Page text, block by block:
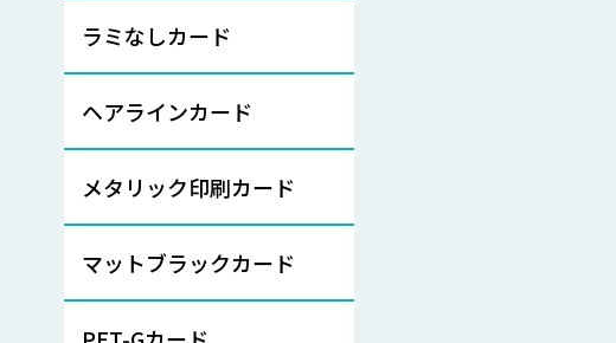
ラミなしカード
ヘアラインカード
メタリック印刷カード
マットブラックカード